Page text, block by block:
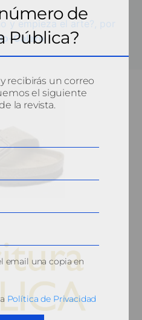
y empieza el arte?, por
Calero
de
Pública?
recibirás un correo
el siguiente
la revista.
email una copia en
Política de Privacidad